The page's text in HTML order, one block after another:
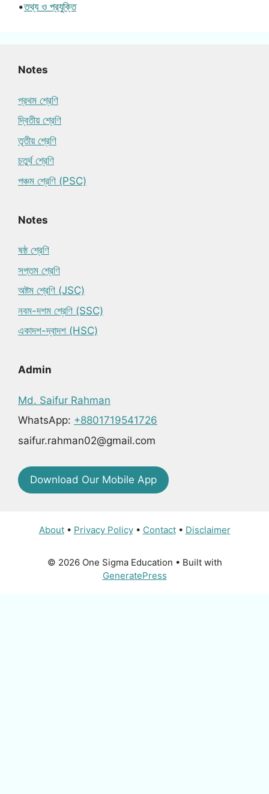
•তথ্য ও প্রযুক্তি
Notes
প্রথম শ্রেণি
দ্বিতীয় শ্রেণি
তৃতীয় শ্রেণি
চতুর্থ শ্রেণি
পঞ্চম শ্রেণি (PSC)
Notes
ষষ্ঠ শ্রেণি
সপ্তম শ্রেণি
অষ্টম শ্রেণি (JSC)
নবম-দশম শ্রেণি (SSC)
একাদশ-দ্বাদশ (HSC)
Admin
Md. Saifur Rahman
WhatsApp: +8801719541726
saifur.rahman02@gmail.com
Download Our Mobile App
About• Privacy Policy• Contact• Disclaimer
© 2026 One Sigma Education • Built with
GeneratePress